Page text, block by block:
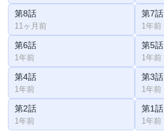
第8話
11ヶ月前
第7話
1年前
第6話
1年前
第5話
1年前
第4話
1年前
第3話
1年前
第2話
1年前
第1話
1年前